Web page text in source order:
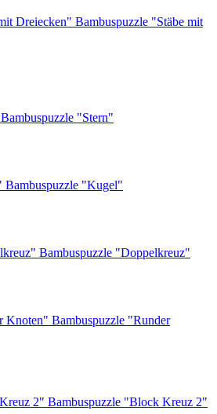
Bambuspuzzle "Stäbe mit
Bambuspuzzle "Stern"
Bambuspuzzle "Kugel"
Bambuspuzzle "Doppelkreuz"
Bambuspuzzle "Runder
Bambuspuzzle "Block Kreuz 2"